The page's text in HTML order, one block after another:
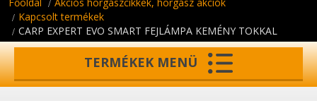
Kapcsolt termékek
CARP EXPERT EVO SMART FEJLÁMPA KEMÉNY TOKKAL
TERMÉKEK MENÜ